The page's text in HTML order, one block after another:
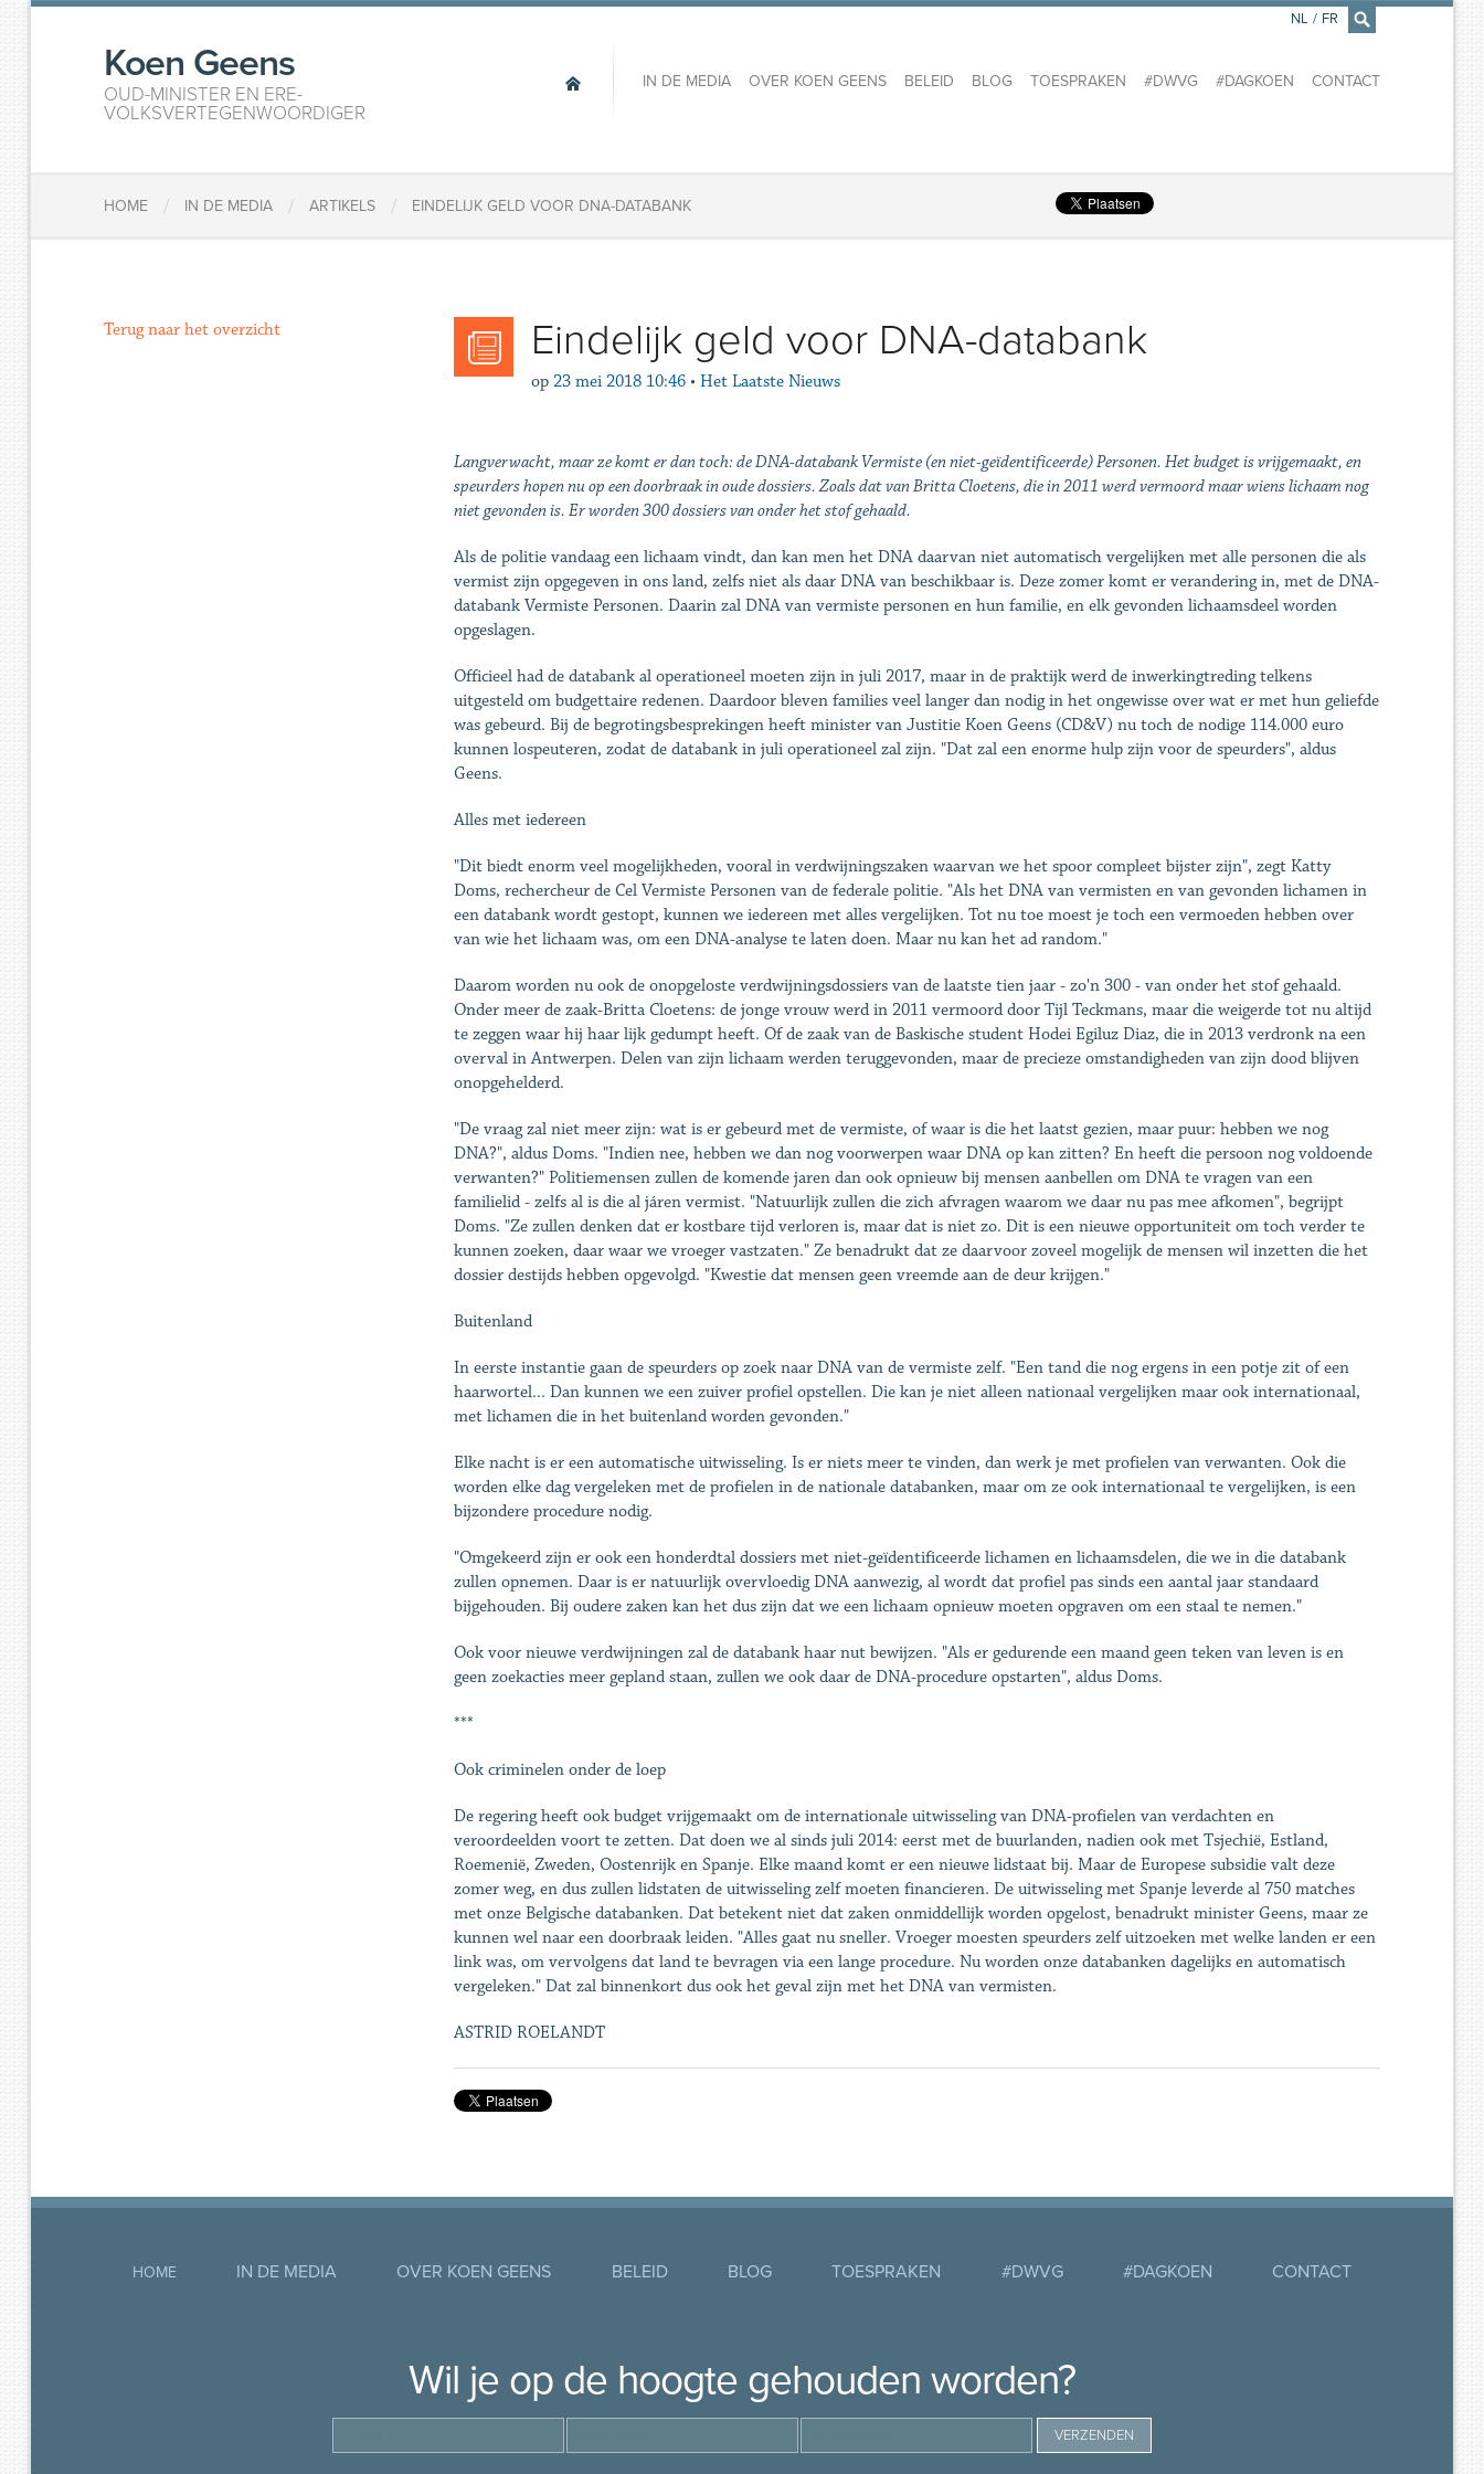
×
Koen Geens
OUD-MINISTER EN ERE-
VOLKSVERTEGENWOORDIGER
IN DE MEDIA OVER KOEN GEENS BELEID BLOG TOESPRAKEN #DWVG #DAGKOEN CONTACT
NL / FR
HOME / IN DE MEDIA / ARTIKELS / EINDELIJK GELD VOOR DNA-DATABANK
Eindelijk geld voor DNA-databank
op 23 mei 2018 10:46 • Het Laatste Nieuws
Langverwacht, maar ze komt er dan toch: de DNA-databank Vermiste (en niet-geïdentificeerde) Personen. Het budget is vrijgemaakt, en
speurders hopen nu op een doorbraak in oude dossiers. Zoals dat van Britta Cloetens, die in 2011 werd vermoord maar wiens lichaam nog
niet gevonden is. Er worden 300 dossiers van onder het stof gehaald.
Als de politie vandaag een lichaam vindt, dan kan men het DNA daarvan niet automatisch vergelijken met alle personen die als
vermist zijn opgegeven in ons land, zelfs niet als daar DNA van beschikbaar is. Deze zomer komt er verandering in, met de DNA-
databank Vermiste Personen. Daarin zal DNA van vermiste personen en hun familie, en elk gevonden lichaamsdeel worden
opgeslagen.
Officieel had de databank al operationeel moeten zijn in juli 2017, maar in de praktijk werd de inwerkingtreding telkens
uitgesteld om budgettaire redenen. Daardoor bleven families veel langer dan nodig in het ongewisse over wat er met hun geliefde
was gebeurd. Bij de begrotingsbesprekingen heeft minister van Justitie Koen Geens (CD&V) nu toch de nodige 114.000 euro
kunnen lospeuteren, zodat de databank in juli operationeel zal zijn. "Dat zal een enorme hulp zijn voor de speurders", aldus
Geens.
Alles met iedereen
"Dit biedt enorm veel mogelijkheden, vooral in verdwijningszaken waarvan we het spoor compleet bijster zijn", zegt Katty
Doms, rechercheur de Cel Vermiste Personen van de federale politie. "Als het DNA van vermisten en van gevonden lichamen in
een databank wordt gestopt, kunnen we iedereen met alles vergelijken. Tot nu toe moest je toch een vermoeden hebben over
van wie het lichaam was, om een DNA-analyse te laten doen. Maar nu kan het ad random."
Daarom worden nu ook de onopgeloste verdwijningsdossiers van de laatste tien jaar - zo'n 300 - van onder het stof gehaald.
Onder meer de zaak-Britta Cloetens: de jonge vrouw werd in 2011 vermoord door Tijl Teckmans, maar die weigerde tot nu altijd
te zeggen waar hij haar lijk gedumpt heeft. Of de zaak van de Baskische student Hodei Egiluz Diaz, die in 2013 verdronk na een
overval in Antwerpen. Delen van zijn lichaam werden teruggevonden, maar de precieze omstandigheden van zijn dood blijven
onopgehelderd.
"De vraag zal niet meer zijn: wat is er gebeurd met de vermiste, of waar is die het laatst gezien, maar puur: hebben we nog
DNA?", aldus Doms. "Indien nee, hebben we dan nog voorwerpen waar DNA op kan zitten? En heeft die persoon nog voldoende
verwanten?" Politiemensen zullen de komende jaren dan ook opnieuw bij mensen aanbellen om DNA te vragen van een
familielid - zelfs al is die al járen vermist. "Natuurlijk zullen die zich afvragen waarom we daar nu pas mee afkomen", begrijpt
Doms. "Ze zullen denken dat er kostbare tijd verloren is, maar dat is niet zo. Dit is een nieuwe opportuniteit om toch verder te
kunnen zoeken, daar waar we vroeger vastzaten." Ze benadrukt dat ze daarvoor zoveel mogelijk de mensen wil inzetten die het
dossier destijds hebben opgevolgd. "Kwestie dat mensen geen vreemde aan de deur krijgen."
Buitenland
In eerste instantie gaan de speurders op zoek naar DNA van de vermiste zelf. "Een tand die nog ergens in een potje zit of een
haarwortel... Dan kunnen we een zuiver profiel opstellen. Die kan je niet alleen nationaal vergelijken maar ook internationaal,
met lichamen die in het buitenland worden gevonden."
Elke nacht is er een automatische uitwisseling. Is er niets meer te vinden, dan werk je met profielen van verwanten. Ook die
worden elke dag vergeleken met de profielen in de nationale databanken, maar om ze ook internationaal te vergelijken, is een
bijzondere procedure nodig.
"Omgekeerd zijn er ook een honderdtal dossiers met niet-geïdentificeerde lichamen en lichaamsdelen, die we in die databank
zullen opnemen. Daar is er natuurlijk overvloedig DNA aanwezig, al wordt dat profiel pas sinds een aantal jaar standaard
bijgehouden. Bij oudere zaken kan het dus zijn dat we een lichaam opnieuw moeten opgraven om een staal te nemen."
Ook voor nieuwe verdwijningen zal de databank haar nut bewijzen. "Als er gedurende een maand geen teken van leven is en
geen zoekacties meer gepland staan, zullen we ook daar de DNA-procedure opstarten", aldus Doms.
***
Ook criminelen onder de loep
De regering heeft ook budget vrijgemaakt om de internationale uitwisseling van DNA-profielen van verdachten en
veroordeelden voort te zetten. Dat doen we al sinds juli 2014: eerst met de buurlanden, nadien ook met Tsjechië, Estland,
Roemenië, Zweden, Oostenrijk en Spanje. Elke maand komt er een nieuwe lidstaat bij. Maar de Europese subsidie valt deze
zomer weg, en dus zullen lidstaten de uitwisseling zelf moeten financieren. De uitwisseling met Spanje leverde al 750 matches
met onze Belgische databanken. Dat betekent niet dat zaken onmiddellijk worden opgelost, benadrukt minister Geens, maar ze
kunnen wel naar een doorbraak leiden. "Alles gaat nu sneller. Vroeger moesten speurders zelf uitzoeken met welke landen er een
link was, om vervolgens dat land te bevragen via een lange procedure. Nu worden onze databanken dagelijks en automatisch
vergeleken." Dat zal binnenkort dus ook het geval zijn met het DNA van vermisten.
ASTRID ROELANDT
Terug naar het overzicht
HOME IN DE MEDIA OVER KOEN GEENS BELEID BLOG TOESPRAKEN #DWVG #DAGKOEN CONTACT
Wil je op de hoogte gehouden worden?